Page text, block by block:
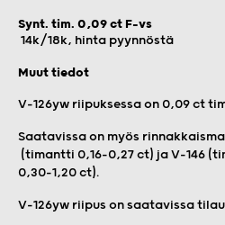
Synt. tim. 0,09 ct F-vs
14k/18k, hinta pyynnöstä
Muut tiedot
V-126yw riipuksessa on 0,09 ct
Saatavissa on myös
(timantti 0,16–0,27 ct) ja V-146
0,30–1,20 ct).
V-126yw riipus on saatavissa